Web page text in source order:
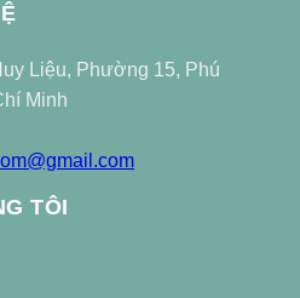
Liệu, Phường 15, Phú
Minh
TÔI